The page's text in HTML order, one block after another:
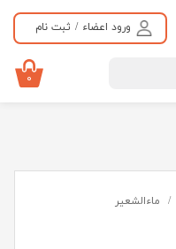
ورود اعضاء / ثبت نام
۰
ماءالشعیر